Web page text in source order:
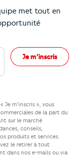
met tout en
Je m’inscris
Je m’inscris », vous
de la part du
sur le marché
conseils,
produits et services.
le retirer à tout
dans nos e-mails ou via